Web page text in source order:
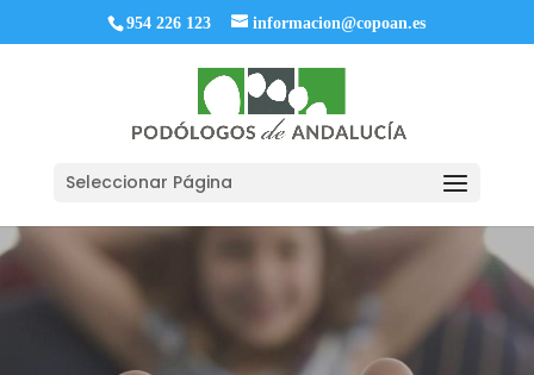
954 226 123 informacion@copoan.es
Seleccionar Página